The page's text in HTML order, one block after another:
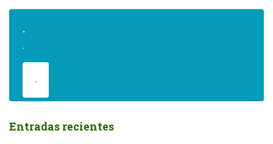
.
.
.
Entradas recientes